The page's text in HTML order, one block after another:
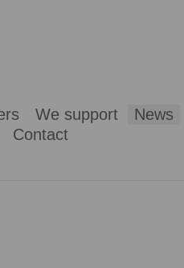
We support
News
Contact